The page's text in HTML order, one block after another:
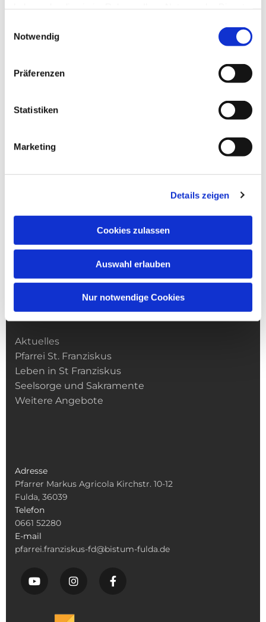
Notwendig
Präferenzen
Statistiken
Marketing
Details zeigen
Cookies zulassen
Auswahl erlauben
Nur notwendige Cookies
Kirchengemeinde­­ St. Franziskus
Aktuelles
Pfarrei St. Franziskus
Leben in St Franziskus
Seelsorge und Sakramente
Weitere Angebote
Adresse
Pfarrer Markus Agricola Kirchstr. 10-12
Fulda, 36039
Telefon
0661 52280
E-mail
pfarrei.franziskus-fd@bistum-fulda.de